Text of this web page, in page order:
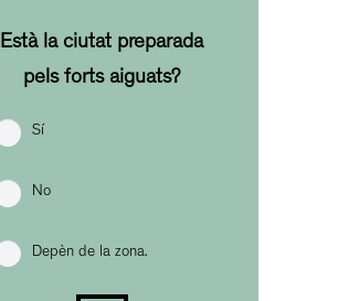
Està la ciutat preparada
pels forts aiguats?
Sí
No
Depèn de la zona.